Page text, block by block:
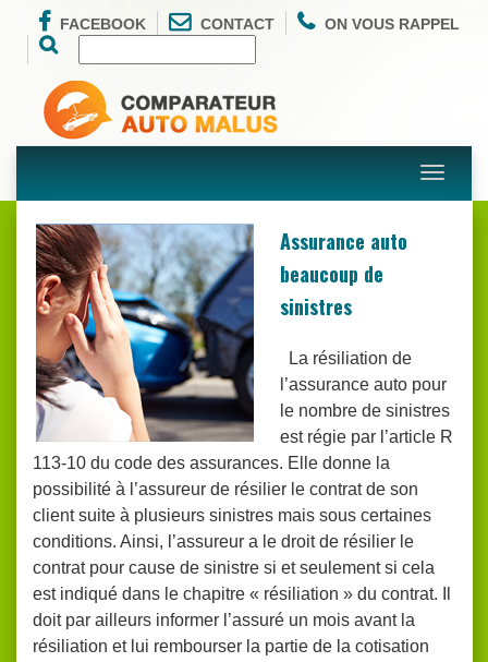
FACEBOOK CONTACT ON VOUS RAPPEL
Toggle
Assurance auto
beaucoup de
sinistres
La résiliation de
l’assurance auto pour
le nombre de sinistres
est régie par l’article R
113-10 du code des assurances. Elle donne la
possibilité à l’assureur de résilier le contrat de son
client suite à plusieurs sinistres mais sous certaines
conditions. Ainsi, l’assureur a le droit de résilier le
contrat pour cause de sinistre si et seulement si cela
est indiqué dans le chapitre « résiliation » du contrat. Il
doit par ailleurs informer l’assuré un mois avant la
résiliation et lui rembourser la partie de la cotisation